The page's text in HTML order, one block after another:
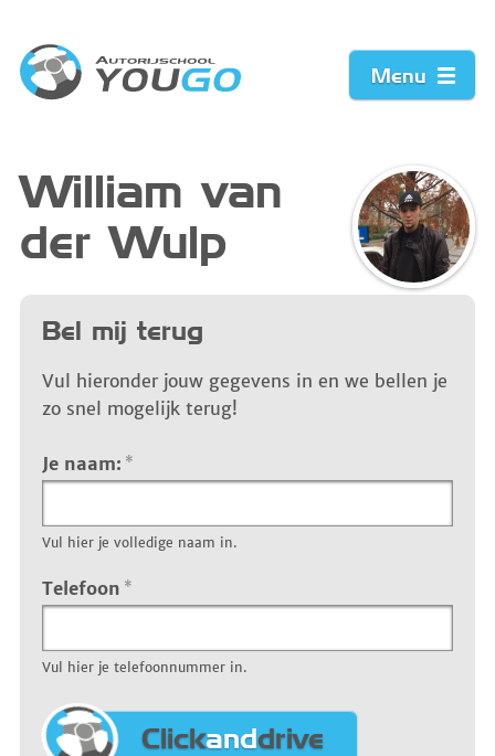
Menu
Prijzen
Werkwijze
Vacature
Contact
William van
der Wulp
Bel mij terug
Vul hieronder jouw gegevens in en we bellen je
zo snel mogelijk terug!
Je naam: *
Vul hier je volledige naam in.
Telefoon *
Vul hier je telefoonnummer in.
Clickanddrive